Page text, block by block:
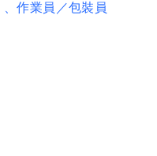
、作業員／包裝員